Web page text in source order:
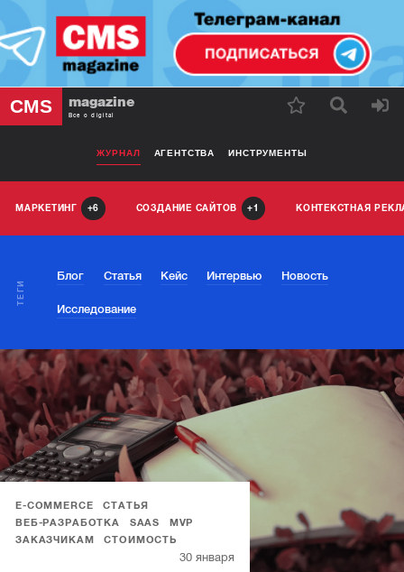
CMS magazine
Все о digital
ЖУРНАЛ АГЕНТСТВА ИНСТРУМЕНТЫ
МАРКЕТИНГ 6 СОЗДАНИЕ САЙТОВ 1 КОНТЕКСТНАЯ
ТЕГИ
Блог Статья Кейс Интервью Новость
Исследование
E-COMMERCE
СТАТЬЯ
ВЕБ-РАЗРАБОТКА
SAAS
MVP
ЗАКАЗЧИКАМ
СТОИМОСТЬ
30 января